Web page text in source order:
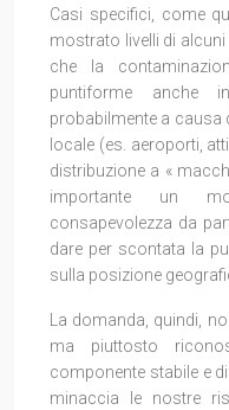
Casi specifici, come
mostrato livelli di alcuni
che la
puntiforme anche
probabilmente a causa
locale (es. aeroporti,
distribuzione a «
importante un
consapevolezza da
dare per scontata la
sulla posizione
La domanda, quindi,
ma piuttosto
componente stabile e
minaccia le nostre